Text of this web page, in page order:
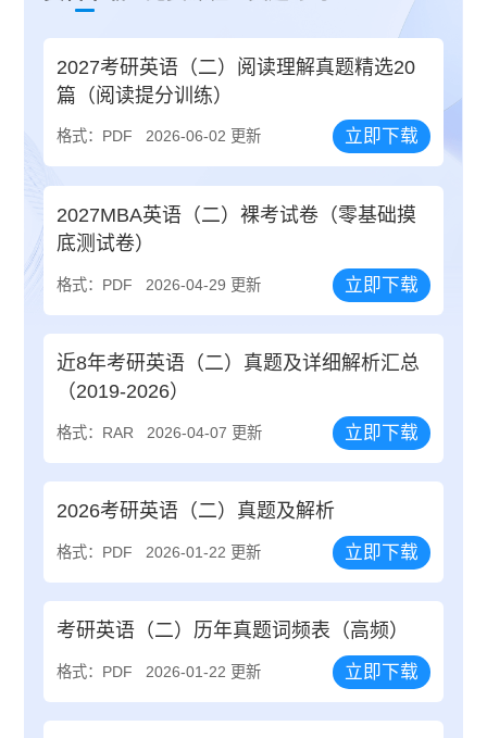
2027考研英语（二）阅读理解真题精选20
篇（阅读提分训练）
格式：PDF 2026-06-02 更新 立即下载
2027MBA英语（二）裸考试卷（零基础摸
底测试卷）
格式：PDF 2026-04-29 更新 立即下载
近8年考研英语（二）真题及详细解析汇总
（2019-2026）
格式：RAR 2026-04-07 更新 立即下载
2026考研英语（二）真题及解析
格式：PDF 2026-01-22 更新 立即下载
考研英语（二）历年真题词频表（高频）
格式：PDF 2026-01-22 更新 立即下载